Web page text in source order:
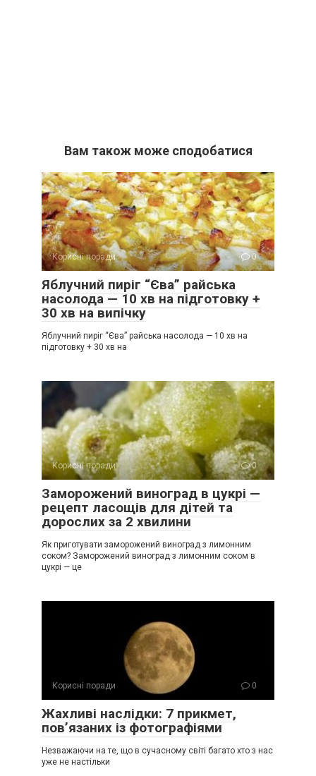
Вам також може сподобатися
Корисні поради 0
Яблучний пиріг “Єва” райська
насолода — 10 хв на підготовку +
30 хв на випічку
Яблучний пиріг “Єва” райська насолода — 10 хв на
підготовку + 30 хв на
Корисні поради 0
Заморожений виноград в цукрі —
рецепт ласощів для дітей та
дорослих за 2 хвилини
Як приготувати заморожений виноград з лимонним
соком? Заморожений виноград з лимонним соком в
цукрі — це
Корисні поради 0
Жахливі наслідки: 7 прикмет,
пов’язаних із фотографіями
Незважаючи на те, що в сучасному світі багато хто з нас
уже не настільки